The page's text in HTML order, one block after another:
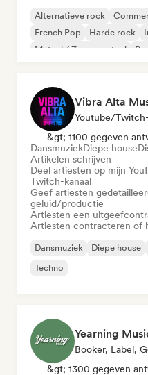
Alternatieve rock
French Pop
Harde rock
Metaal / Zwaar metaal
Vibra Alta
&gt; 1100 gegeven
DansmuziekDiepe house
Artikelen schrijven
Deel artiesten op mijn
Twitch-kanaal
Geef artiesten
geluid/productie
Artiesten een
Artiesten contracteren of
Dansmuziek Diepe house
Techno
Yearning
Booker, Label,
&gt; 1300 gegeven